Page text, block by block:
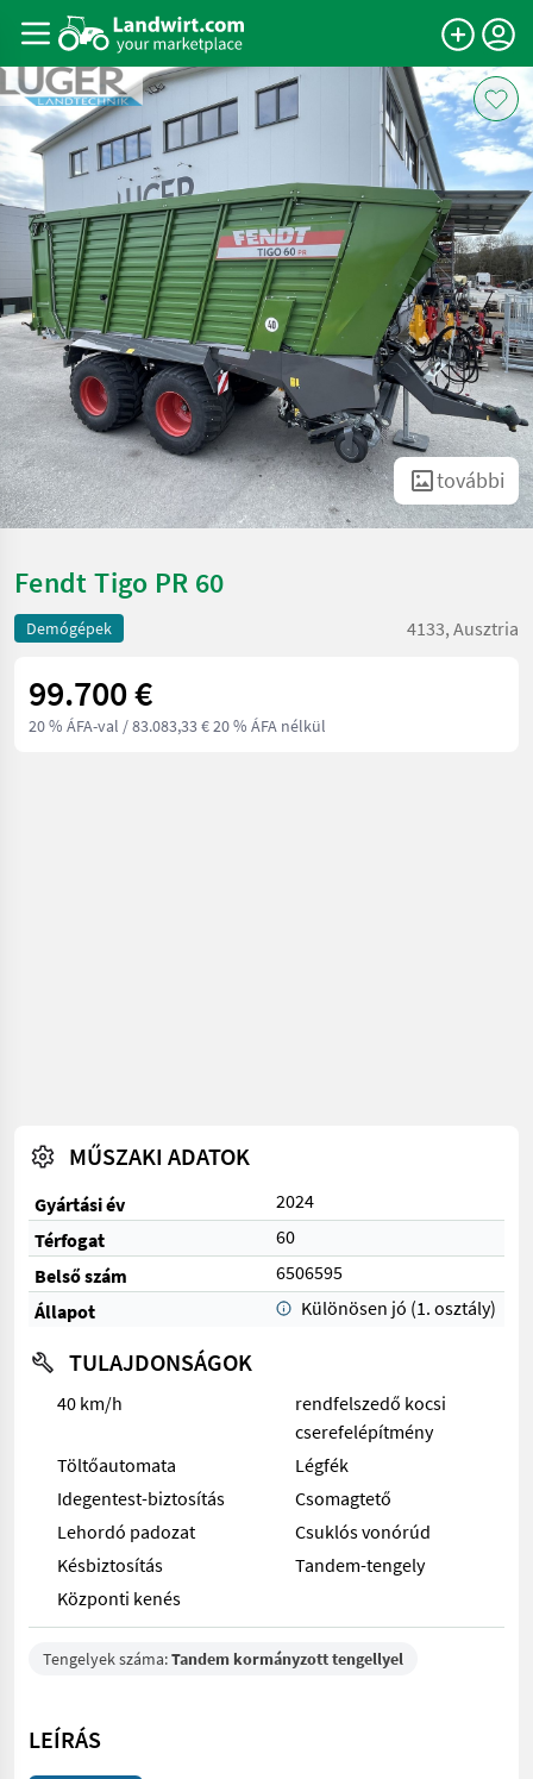
további
Fendt Tigo PR 60
Demógépek 4133, Ausztria
99.700 €
20 % ÁFA-val / 83.083,33 € 20 % ÁFA nélkül
MŰSZAKI ADATOK
Gyártási év
2024
Térfogat
60
Belső szám
6506595
Állapot
Különösen jó (1. osztály)
TULAJDONSÁGOK
40 km/h
rendfelszedő kocsi
cserefelépítmény
Töltőautomata
Légfék
Idegentest-biztosítás
Csomagtető
Lehordó padozat
Csuklós vonórúd
Késbiztosítás
Tandem-tengely
Központi kenés
Tengelyek száma:Tandem kormányzott tengellyel
LEÍRÁS